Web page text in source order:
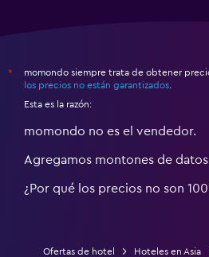
*
momondo siempre trata de obtener
los precios no están garantizados
Esta es la razón:
momondo no es el vendedor.
Agregamos montones de
¿Por qué los precios no son
Ofertas de hotel Hoteles en Asia